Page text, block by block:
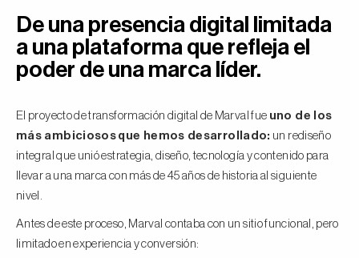
De una presencia digital limitada
a una plataforma que refleja el
poder de una marca líder.
El proyecto de transformación digital de Marval fue uno de los
más ambiciosos que hemos desarrollado: un rediseño
integral que unió estrategia, diseño, tecnología y contenido para
llevar a una marca con más de 45 años de historia al siguiente
nivel.
Antes de este proceso, Marval contaba con un sitio funcional, pero
limitado en experiencia y conversión: